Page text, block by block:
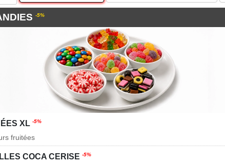
-5%
XL -5%
fruitées
COCA CERISE -5%